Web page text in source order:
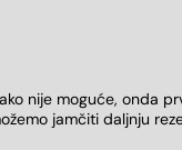
nije moguće, onda
jamčiti daljnju